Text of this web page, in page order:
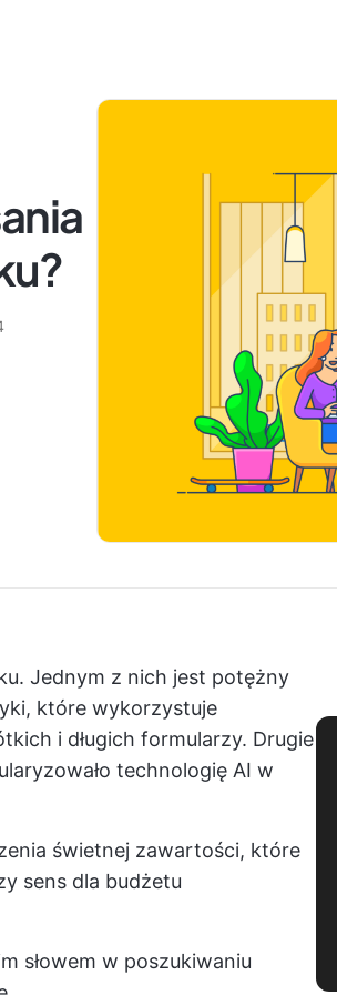
Jednym z nich jest potężny
które wykorzystuje
i długich formularzy. Drugie
technologię AI w
świetnej zawartości, które
sens dla budżetu
słowem w poszukiwaniu